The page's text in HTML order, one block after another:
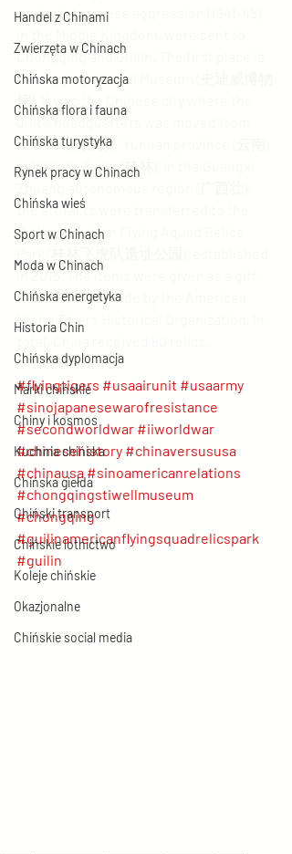
Handel z Chinami
Zwierzęta w Chinach
Chińska motoryzacja
Chińska flora i fauna
Chińska turystyka
Rynek pracy w Chinach
Chińska wieś
Sport w Chinach
Moda w Chinach
Chińska energetyka
Historia Chin
Chińska dyplomacja
Marki chińskie
Chiny i kosmos
Kuchnia chińska
Chińska giełda
Chiński transport
Chińskie lotnictwo
Koleje chińskie
Okazjonalne
Chińskie social media
against Japanese aggression (1941-45)
Chongqing and Guilin. The first place is
Chongqing Stilwell Museum (史迪威博物
Kunming (昆明),  Yunnan province (云南)
in 1942. In Guilin (桂林), in the Guangxi
the artifacts were transferred to the
Guilin American Flying Aquad Relics
in 2015. The items were given as a gift
to the Chinese side by the American
Flying Tigers Historical Organization. In
#flyingtigers #usaairunit #usaarmy
#sinojapanesewarofresistance
#secondworldwar #iiworldwar
#chinesehistory #chinaversususa
#chinausa #sinoamericanrelations
#chongqingstiwellmuseum
#chongqing
#guilinamericanflyingsquadrelicspark
#guilin